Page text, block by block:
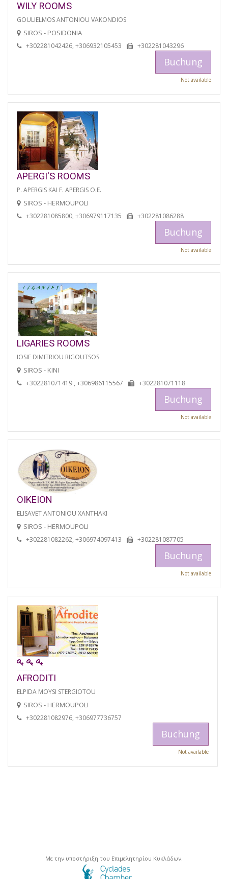
WILY ROOMS
GOULIELMOS ANTONIOU VAKONDIOS
SIROS - POSIDONIA
+302281042426, +306932105453 +302281043296
Buchung
Not available
APERGI'S ROOMS
P. APERGIS KAI F. APERGIS O.E.
SIROS - HERMOUPOLI
+302281085800, +306979117135 +302281086288
Buchung
Not available
LIGARIES ROOMS
IOSIF DIMITRIOU RIGOUTSOS
SIROS - KINI
+302281071419 , +306986115567 +302281071118
Buchung
Not available
OIKEION
ELISAVET ANTONIOU XANTHAKI
SIROS - HERMOUPOLI
+302281082262, +306974097413 +302281087705
Buchung
Not available
AFRODITI
ELPIDA MOYSI STERGIOTOU
SIROS - HERMOUPOLI
+302281082976, +306977736757
Buchung
Not available
Με την υποστήριξη του Επιμελητηρίου Κυκλάδων.